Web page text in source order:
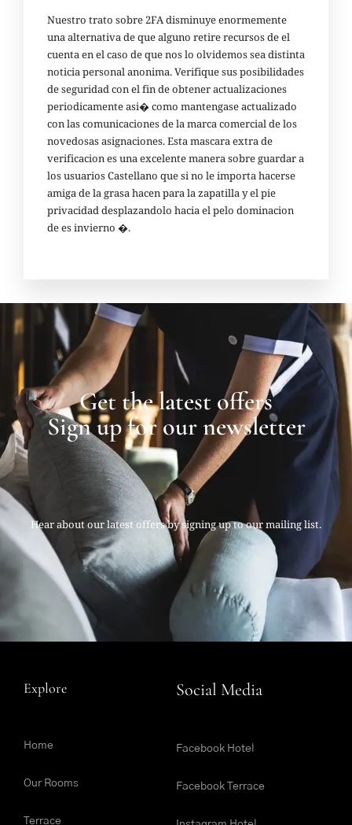
Nuestro trato sobre 2FA disminuye enormemente
una alternativa de que alguno retire recursos de el
cuenta en el caso de que nos lo olvidemos sea distinta
noticia personal anonima. Verifique sus posibilidades
de seguridad con el fin de obtener actualizaciones
periodicamente asi� como mantengase actualizado
con las comunicaciones de la marca comercial de los
novedosas asignaciones. Esta mascara extra de
verificacion es una excelente manera sobre guardar a
los usuarios Castellano que si no le importa hacerse
amiga de la grasa hacen para la zapatilla y el pie
privacidad desplazandolo hacia el pelo dominacion
de es invierno �.
Get the latest offers
Sign up for our newsletter
Hear about our latest offers by signing up to our mailing list.
Explore
Home
Our Rooms
Terrace
Social Media
Facebook Hotel
Facebook Terrace